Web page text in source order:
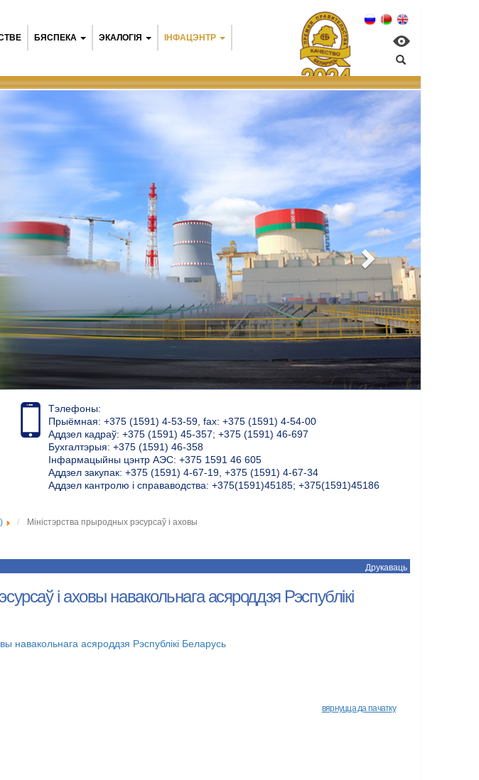
БЯСПЕКА ЭКАЛОГІЯ IНФАЦЭНТР
АЭС:
мэнэджмент
Тэлефоны:
Прыёмная: +375 (1591) 4-53-59, fax: +375 (1591) 4-54-00
Аддзел кадраў: +375 (1591) 45-357; +375 (1591) 46-697
Бухгалтэрыя: +375 (1591) 46-358
Інфармацыйны цэнтр АЭС: +375 1591 46 605
Аддзел закупак: +375 (1591) 4-67-19, +375 (1591) 4-67-34
Аддзел кантролю і справаводства: +375(1591)45185; +375(1591)45186
Міністэрства прыродных рэсурсаў і аховы
Друкаваць
і аховы навакольнага асяроддзя Рэспублікі
навакольнага асяроддзя Рэспублікі Беларусь
вярнуцца да пачатку